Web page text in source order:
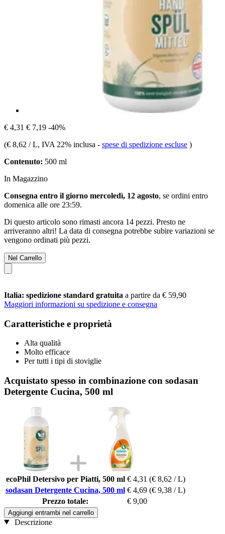
€ 4,31 € 7,19 -40%
(€ 8,62 / L, IVA 22% inclusa - spese di spedizione escluse )
Contenuto: 500 ml
In Magazzino
Consegna entro il giorno mercoledì, 12 agosto, se ordini entro
domenica alle ore 23:59.
Di questo articolo sono rimasti ancora 14 pezzi. Presto ne
arriveranno altri! La data di consegna potrebbe subire variazioni se
vengono ordinati più pezzi.
Nel Carrello
Italia: spedizione standard gratuita a partire da € 59,90
Maggiori informazioni su spedizione e consegna
Caratteristiche e proprietà
Alta qualità
Molto efficace
Per tutti i tipi di stoviglie
Acquistato spesso in combinazione con sodasan
Detergente Cucina, 500 ml
ecoPhil Detersivo per Piatti, 500 ml € 4,31 (€ 8,62 / L)
sodasan Detergente Cucina, 500 ml € 4,69 (€ 9,38 / L)
Prezzo totale:
€ 9,00
Aggiungi entrambi nel carrello
Descrizione